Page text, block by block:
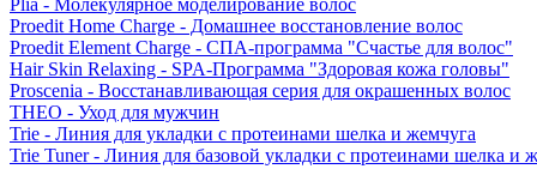
Plia - Молекулярное моделирование волос
Proedit Home Charge - Домашнее восстановление волос
Proedit Element Charge - СПА-программа "Счастье для волос"
Hair Skin Relaxing - SPA-Программа "Здоровая кожа головы"
Proscenia - Восстанавливающая серия для окрашенных волос
THEO - Уход для мужчин
Trie - Линия для укладки с протеинами шелка и жемчуга
Trie Tuner - Линия для базовой укладки с протеинами шелка и